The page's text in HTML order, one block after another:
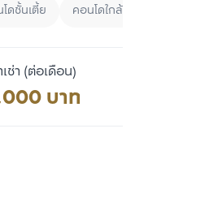
ดชั้นเตี้ย คอนโดใกล้ทางด่วน
ช่า (ต่อเดือน)
บาท